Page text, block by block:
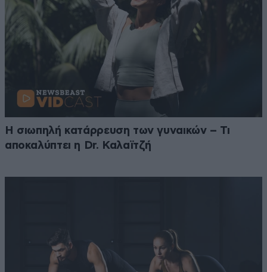
Η σιωπηλή κατάρρευση των γυναικών – Τι
αποκαλύπτει η Dr. Καλαϊτζή